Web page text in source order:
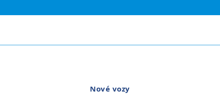
Nové vozy